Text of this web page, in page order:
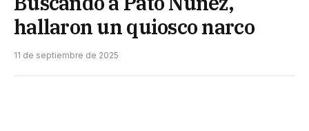
hallaron un quiosco narco
11 de septiembre de 2025